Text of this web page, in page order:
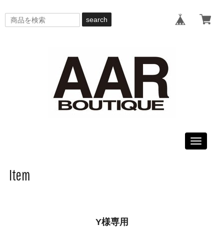
search
Toggle
Item
Y様専用